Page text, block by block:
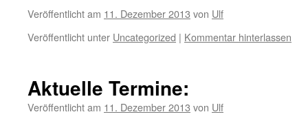
Veröffentlicht am 11. Dezember 2013 von Ulf
Veröffentlicht unter Uncategorized | Kommentar hinterlassen
Aktuelle Termine:
Veröffentlicht am 11. Dezember 2013 von Ulf